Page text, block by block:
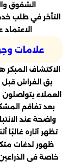
الشقوق
التأخر في طلب
علامات
الاكتشاف
بق الفراش قبل
العملاء
بعد تفاقم
واضحة عند
تظهر آثاره غالبًا
ظهور لدغات
خاصة في